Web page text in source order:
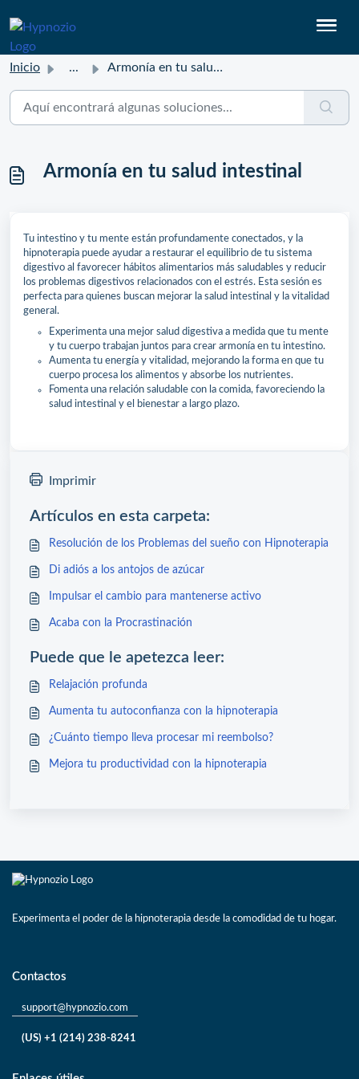
Inicio ... Armonía en tu salud intestinal
Armonía en tu salud intestinal
Tu intestino y tu mente están profundamente conectados, y la
hipnoterapia puede ayudar a restaurar el equilibrio de tu sistema
digestivo al favorecer hábitos alimentarios más saludables y reducir
los problemas digestivos relacionados con el estrés. Esta sesión es
perfecta para quienes buscan mejorar la salud intestinal y la vitalidad
general.
Experimenta una mejor salud digestiva a medida que tu mente
y tu cuerpo trabajan juntos para crear armonía en tu intestino.
Aumenta tu energía y vitalidad, mejorando la forma en que tu
cuerpo procesa los alimentos y absorbe los nutrientes.
Fomenta una relación saludable con la comida, favoreciendo la
salud intestinal y el bienestar a largo plazo.
Imprimir
Artículos en esta carpeta:
Resolución de los Problemas del sueño con Hipnoterapia
Di adiós a los antojos de azúcar
Impulsar el cambio para mantenerse activo
Acaba con la Procrastinación
Puede que le apetezca leer:
Relajación profunda
Aumenta tu autoconfianza con la hipnoterapia
¿Cuánto tiempo lleva procesar mi reembolso?
Mejora tu productividad con la hipnoterapia
Experimenta el poder de la hipnoterapia desde la comodidad de tu hogar.
Contactos
support@hypnozio.com
(US) +1 (214) 238-8241